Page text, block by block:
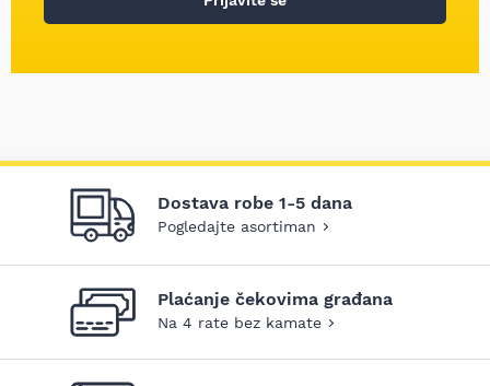
Dostava robe 1-5 dana
Pogledajte asortiman
Plaćanje čekovima građana
Na 4 rate bez kamate